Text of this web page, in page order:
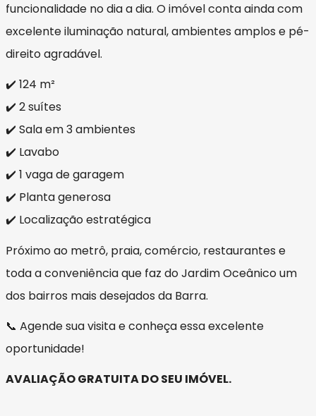
funcionalidade no dia a dia. O imóvel conta ainda com
excelente iluminação natural, ambientes amplos e pé-
direito agradável.
✔️ 124 m²
✔️ 2 suítes
✔️ Sala em 3 ambientes
✔️ Lavabo
✔️ 1 vaga de garagem
✔️ Planta generosa
✔️ Localização estratégica
Próximo ao metrô, praia, comércio, restaurantes e
toda a conveniência que faz do Jardim Oceânico um
dos bairros mais desejados da Barra.
📞 Agende sua visita e conheça essa excelente
oportunidade!
AVALIAÇÃO GRATUITA DO SEU IMÓVEL.